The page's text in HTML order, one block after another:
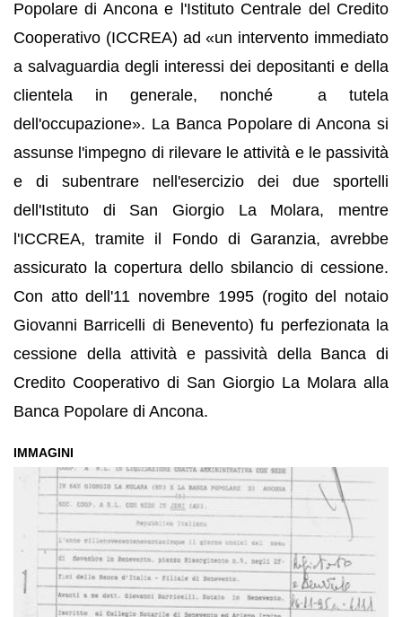
Popolare di Ancona e l'Istituto Centrale del Credito
Cooperativo (ICCREA) ad «un intervento immediato
a salvaguardia degli interessi dei depositanti e della
clientela in generale, nonché a tutela
dell'occupazione». La Banca Popolare di Ancona si
assunse l'impegno di rilevare le attività e le passività
e di subentrare nell'esercizio dei due sportelli
dell'Istituto di San Giorgio La Molara, mentre
l'ICCREA, tramite il Fondo di Garanzia, avrebbe
assicurato la copertura dello sbilancio di cessione.
Con atto dell'11 novembre 1995 (rogito del notaio
Giovanni Barricelli di Benevento) fu perfezionata la
cessione della attività e passività della Banca di
Credito Cooperativo di San Giorgio La Molara alla
Banca Popolare di Ancona.
IMMAGINI